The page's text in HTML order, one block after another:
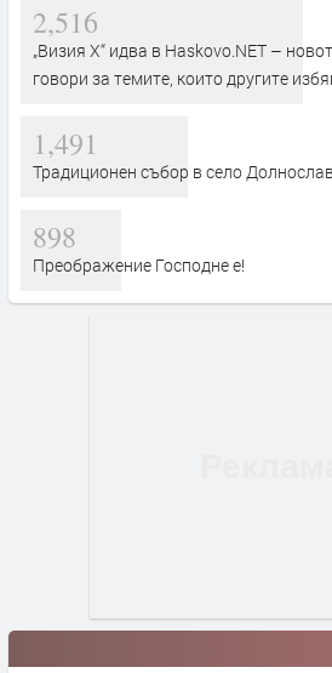
2,516
„Визия Х“ идва в Haskovo.NET –
говори за темите, които другите
1,491
Традиционен събор в село Долнослав
898
Преображение Господне е!